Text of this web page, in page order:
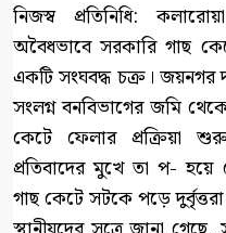
নিজস্ব প্রতিনিধি:
অবৈধভাবে সরকারি গাছ
একটি সংঘবদ্ধ চক্র। জয়নগর
সংলগ্ন বনবিভাগের জমি
কেটে ফেলার প্রক্রিয়া
প্রতিবাদের মুখে তা প- হয়ে
গাছ কেটে সটকে পড়ে